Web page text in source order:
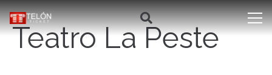
Teatro La Peste